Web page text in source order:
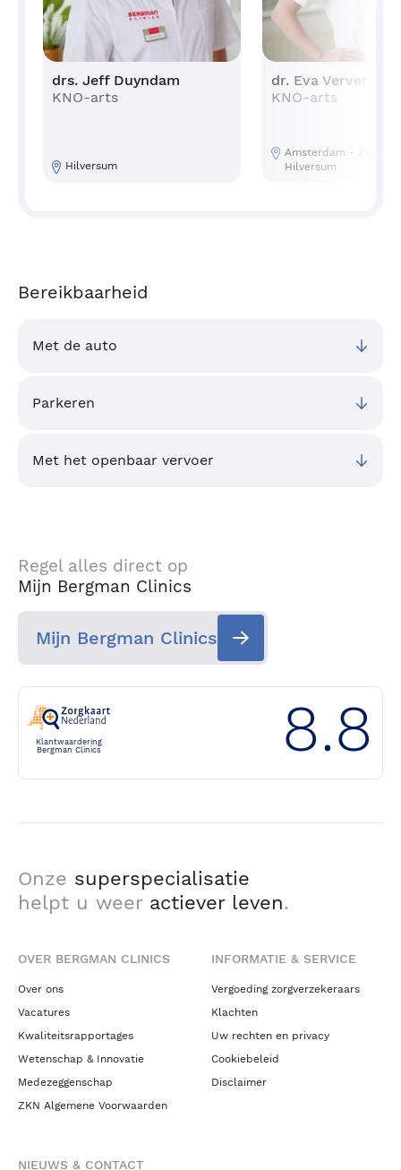
drs. Jeff Duyndam
KNO-arts
Hilversum
dr. Eva Verver
KNO-arts
Amsterdam -
Hilversum
Bereikbaarheid
Met de auto
Parkeren
Met het openbaar vervoer
Regel alles direct op
Mijn Bergman Clinics
Mijn Bergman Clinics
Klantwaardering
Bergman Clinics
8.8
Onze superspecialisatie
helpt u weer actiever leven.
OVER BERGMAN CLINICS
Over ons
Vacatures
Kwaliteitsrapportages
Wetenschap & Innovatie
Medezeggenschap
ZKN Algemene Voorwaarden
INFORMATIE & SERVICE
Vergoeding zorgverzekeraars
Klachten
Uw rechten en privacy
Cookiebeleid
Disclaimer
NIEUWS & CONTACT